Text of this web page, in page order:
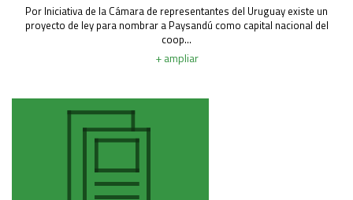
Por Iniciativa de la Cámara de representantes del Uruguay existe un
proyecto de ley para nombrar a Paysandú como capital nacional del
coop...
+ ampliar